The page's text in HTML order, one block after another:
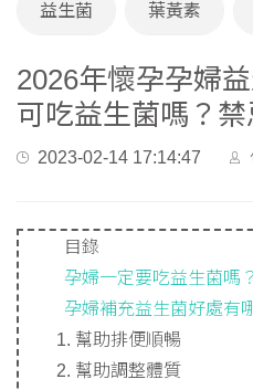
2026年懷孕孕婦
可吃益生菌嗎？禁
2023-02-14 17:14:47
目錄
孕婦一定要吃益生菌嗎？
孕婦補充益生菌好處有
幫助排便順暢
幫助調整體質
益生菌 葉黃素